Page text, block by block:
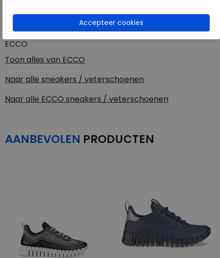
ECCO
Toon alles van ECCO
Naar alle sneakers / veterschoenen
Naar alle ECCO sneakers / veterschoenen
AANBEVOLEN PRODUCTEN